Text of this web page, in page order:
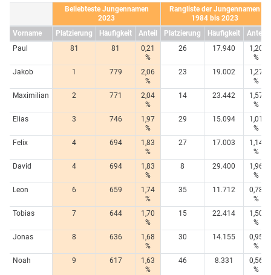
Beliebteste Jungennamen
2023
Rangliste der Jungennamen
1984 bis 2023
Vorname
Platzierung Häufigkeit Anteil Platzierung Häufigkeit
Anteil
Paul
81 81
0,21
%
26 17.940
1,20
%
Jakob
1 779
2,06
%
23 19.002
1,27
%
Maximilian
2 771
2,04
%
14 23.442
1,57
%
Elias
3 746
1,97
%
29 15.094
1,01
%
Felix
4 694
1,83
%
27 17.003
1,14
%
David
4 694
1,83
%
8 29.400
1,96
%
Leon
6 659
1,74
%
35 11.712
0,78
%
Tobias
7 644
1,70
%
15 22.414
1,50
%
Jonas
8 636
1,68
%
30 14.155
0,95
%
Noah
9 617
1,63
%
46 8.331
0,56
%